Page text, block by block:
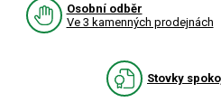
Osobní odběr
Ve 3 kamenných prodejnách
Stovky